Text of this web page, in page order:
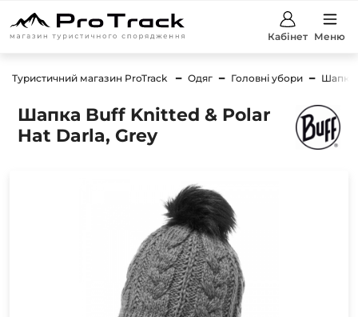
Кабінет Меню
Туристичний магазин ProTrack Одяг Головні убори Шапки
Шапка Buff Knitted & Polar
Hat Darla, Grey